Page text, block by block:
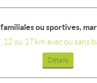
ou sportives,
12 ou 17 km avec ou sans
Détails